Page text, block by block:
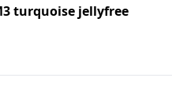
turquoise jellyfree